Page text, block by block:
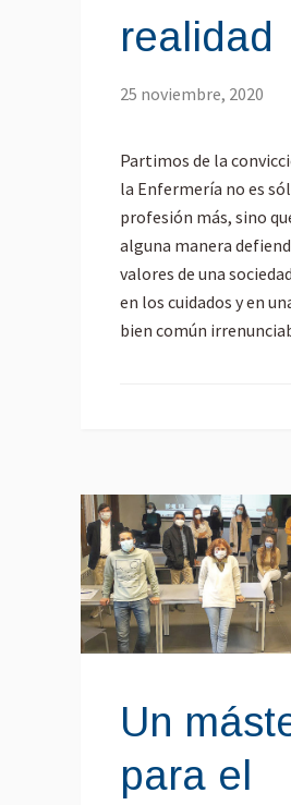
realidad
25 noviembre, 2020
Partimos de la
la Enfermería no es
profesión más, sino
alguna manera
valores de una
en los cuidados y en
bien común
Un
para el